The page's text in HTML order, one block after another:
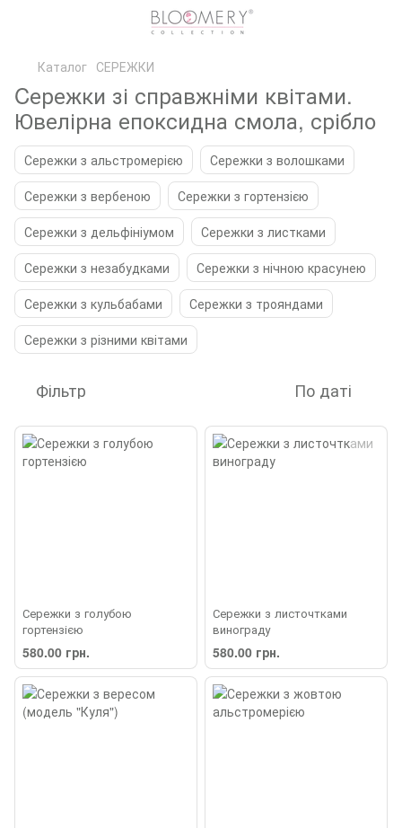
Каталог СЕРЕЖКИ
Cережки зі справжніми квітами.
Ювелірна епоксидна смола, срібло
Сережки з альстромерією
Сережки з волошками
Сережки з вербеною
Сережки з гортензією
Сережки з дельфініумом
Сережки з листками
Сережки з незабудками
Сережки з нічною красунею
Сережки з кульбабами
Сережки з трояндами
Сережки з різними квітами
Фільтр По даті
Сережки з голубою
гортензією
580.00 грн.
Сережки з листочтками
винограду
580.00 грн.